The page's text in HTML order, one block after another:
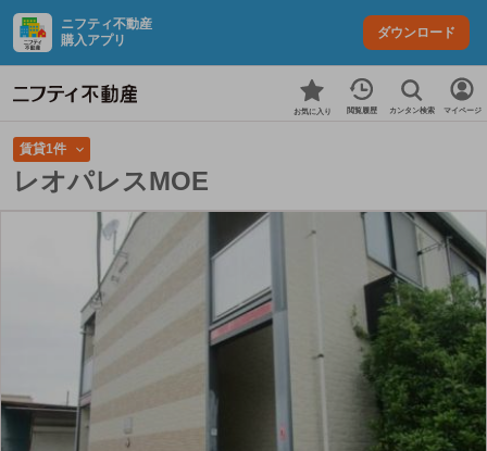
ニフティ不動産
購入アプリ
ダウンロード
お気に入り 閲覧履歴 カンタン検索 マイページ
賃貸1件
レオパレスMOE